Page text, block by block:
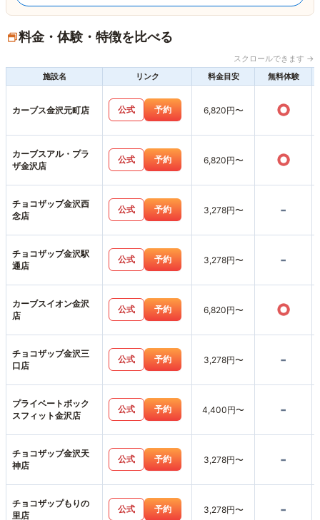
料金・体験・特徴を比べる
スクロールできます →
施設名
リンク 料金目安 無料体験
カーブス金沢元町店 公式 予約 6,820円〜 ○
カーブスアル・プラ
ザ金沢店
公式 予約 6,820円〜 ○
チョコザップ金沢西
念店
公式 予約 3,278円〜 -
チョコザップ金沢駅
通店
公式 予約 3,278円〜 -
カーブスイオン金沢
店
公式 予約 6,820円〜 ○
チョコザップ金沢三
口店
公式 予約 3,278円〜 -
プライベートボック
スフィット金沢店
公式 予約 4,400円〜 -
チョコザップ金沢天
神店
公式 予約 3,278円〜 -
チョコザップもりの
里店
公式 予約 3,278円〜 -